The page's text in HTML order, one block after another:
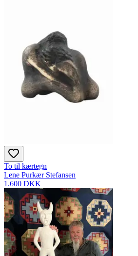
To til kærtegn
Lene Purkær Stefansen
1.600 DKK